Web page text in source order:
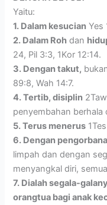
Yaitu:
1. Dalam kesucian Yes
2. Dalam Roh dan
24, Pil 3:3, 1Kor 12:14.
3. Dengan takut,
89:8, Wah 14:7.
4. Tertib, disiplin
penyembahan berhala
5. Terus menerus
6. Dengan
limpah dan dengan
menyangkal diri,
7. Dialah segala-
orangtua bagi anak